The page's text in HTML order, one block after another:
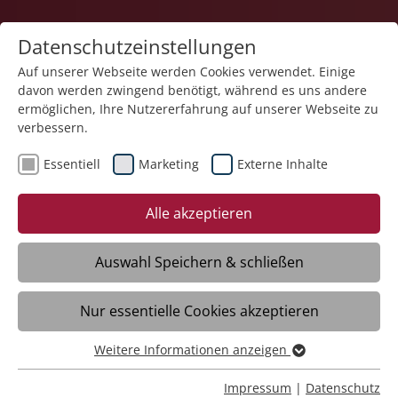
21.02.2025
Malerbetrieb Locher spendet
1000 Euro für Nestschaukel
in der St. Lukas-Klinik
Meckenbeuren/Liebenau - Im Garten der
Kinder- und Jugendpsychiatrischen
Abteilung der St. Lukas-Klinik der Stiftung
Liebenau gibt es einen geschützten
Datenschutzeinstellungen
Auf unserer Webseite werden Cookies verwendet. Einige
davon werden zwingend benötigt, während es uns andere
ermöglichen, Ihre Nutzererfahrung auf unserer Webseite zu
verbessern.
Essentiell Marketing Externe Inhalte
Alle akzeptieren
Auswahl Speichern & schließen
Nur essentielle Cookies akzeptieren
Essentiell
Essentielle Cookies werden für grundlegende Funktionen
Weitere Informationen anzeigen
Impressum | Datenschutz